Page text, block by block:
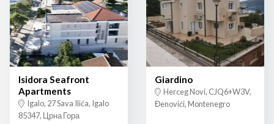
Isidora Seafront
Apartments
Igalo, 27 Sava Ilića, Igalo
85347, Црна Гора
Giardino
Herceg Novi, CJQ6+W3V,
Đenovići, Montenegro